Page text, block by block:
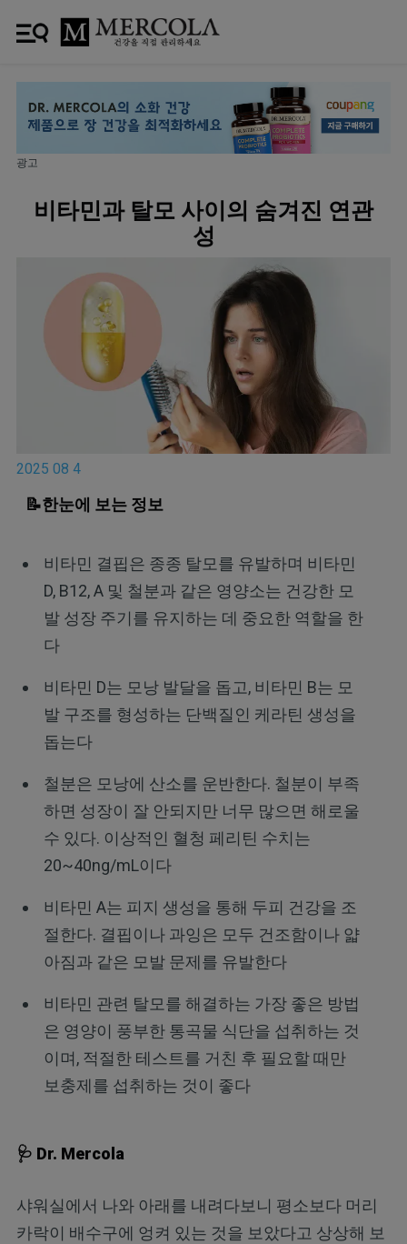
광고
비타민과 탈모 사이의 숨겨진 연관
성
2025 08 4
📝한눈에 보는 정보
비타민 결핍은 종종 탈모를 유발하며 비타민
D, B12, A 및 철분과 같은 영양소는 건강한 모
발 성장 주기를 유지하는 데 중요한 역할을 한
다
비타민 D는 모낭 발달을 돕고, 비타민 B는 모
발 구조를 형성하는 단백질인 케라틴 생성을
돕는다
철분은 모낭에 산소를 운반한다. 철분이 부족
하면 성장이 잘 안되지만 너무 많으면 해로울
수 있다. 이상적인 혈청 페리틴 수치는
20~40ng/mL이다
비타민 A는 피지 생성을 통해 두피 건강을 조
절한다. 결핍이나 과잉은 모두 건조함이나 얇
아짐과 같은 모발 문제를 유발한다
비타민 관련 탈모를 해결하는 가장 좋은 방법
은 영양이 풍부한 통곡물 식단을 섭취하는 것
이며, 적절한 테스트를 거친 후 필요할 때만
보충제를 섭취하는 것이 좋다
🩺 Dr. Mercola
샤워실에서 나와 아래를 내려다보니 평소보다 머리
카락이 배수구에 엉켜 있는 것을 보았다고 상상해 보